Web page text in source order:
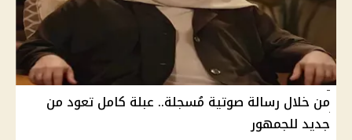
من خلال رسالة صوتية مُسجلة.. عبلة كامل تعود من
جديد للجمهور